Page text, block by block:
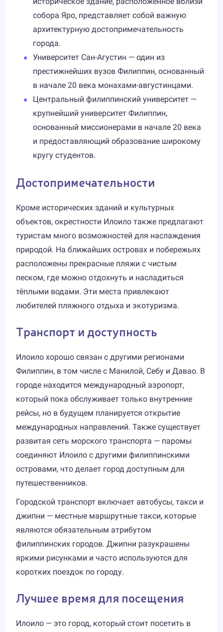
собора Яро, представляет собой важную
архитектурную достопримечательность
города.
Университет Сан-Агустин — один из
престижнейших вузов Филиппин, основанный
в начале 20 века монахами-августинцами.
Центральный филиппинский университет —
крупнейший университет Филиппин,
основанный миссионерами в начале 20 века
и предоставляющий образование широкому
кругу студентов.
Достопримечательности
Кроме исторических зданий и культурных
объектов, окрестности Илоило также предлагают
туристам много возможностей для наслаждения
природой. На ближайших островах и побережьях
расположены прекрасные пляжи с чистым
песком, где можно отдохнуть и насладиться
тёплыми водами. Эти места привлекают
любителей пляжного отдыха и экотуризма.
Транспорт и доступность
Илоило хорошо связан с другими регионами
Филиппин, в том числе с Манилой, Себу и Давао. В
городе находится международный аэропорт,
который пока обслуживает только внутренние
рейсы, но в будущем планируется открытие
международных направлений. Также существует
развитая сеть морского транспорта — паромы
соединяют Илоило с другими филиппинскими
островами, что делает город доступным для
путешественников.
Городской транспорт включает автобусы, такси и
джипни — местные маршрутные такси, которые
являются обязательным атрибутом
филиппинских городов. Джипни разукрашены
яркими рисунками и часто используются для
коротких поездок по городу.
Лучшее время для посещения
Илоило — это город, который стоит посетить в